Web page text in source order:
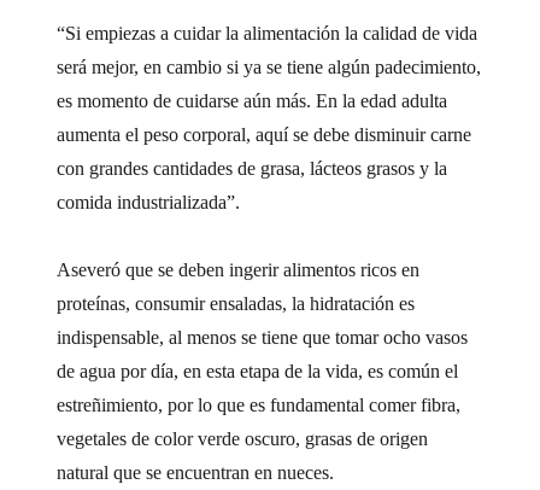
“Si empiezas a cuidar la alimentación la calidad de vida
será mejor, en cambio si ya se tiene algún padecimiento,
es momento de cuidarse aún más. En la edad adulta
aumenta el peso corporal, aquí se debe disminuir carne
con grandes cantidades de grasa, lácteos grasos y la
comida industrializada”.
Aseveró que se deben ingerir alimentos ricos en
proteínas, consumir ensaladas, la hidratación es
indispensable, al menos se tiene que tomar ocho vasos
de agua por día, en esta etapa de la vida, es común el
estreñimiento, por lo que es fundamental comer fibra,
vegetales de color verde oscuro, grasas de origen
natural que se encuentran en nueces.